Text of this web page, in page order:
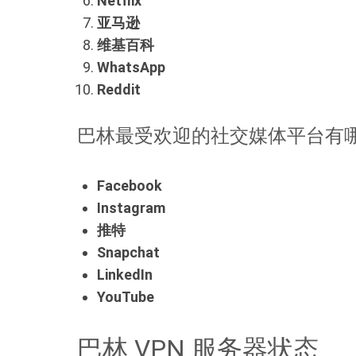
亚马逊
维基百科
WhatsApp
Reddit
巴林最受欢迎的社交媒体平台有
Facebook
Instagram
推特
Snapchat
LinkedIn
YouTube
巴林 VPN 服务器状态